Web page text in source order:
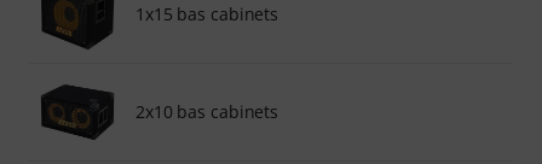
1x15 bas cabinets
2x10 bas cabinets